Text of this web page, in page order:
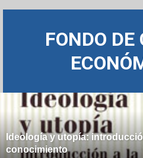
FONDO DE
Ideología y utopía:
conocimiento